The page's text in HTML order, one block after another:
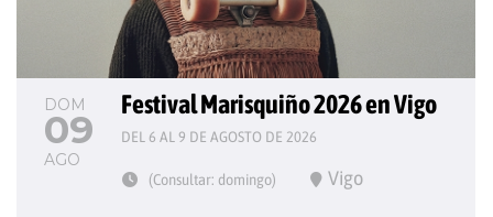
DOM
09
AGO
Festival Marisquiño 2026 en Vigo
DEL 6 AL 9 DE AGOSTO DE 2026
(Consultar: domingo) Vigo